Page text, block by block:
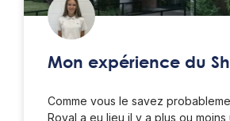
Mon expérience du
Comme vous le savez
Royal a eu lieu il y a plus ou moins